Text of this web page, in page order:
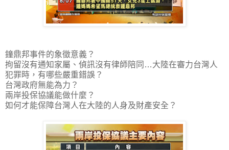
鐘鼎邦事件的象徵意義？
拘留沒有通知家屬、偵訊沒有律師陪同…大陸在審力台灣人
犯罪時，有哪些嚴重錯誤？
台灣政府無能為力？
兩岸投保協議能做什麼？
如何才能保障台灣人在大陸的人身及財產安全？